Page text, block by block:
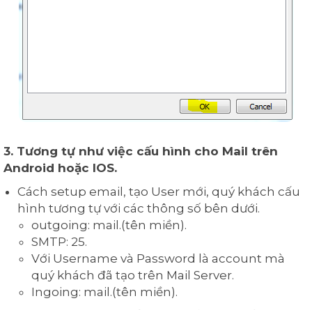
3. Tương tự như việc cấu hình cho Mail trên
Android hoặc IOS.
Cách setup email, tạo User mới, quý khách cấu
hình tương tự với các thông số bên dưới.
outgoing: mail.(tên miền).
SMTP: 25.
Với Username và Password là account mà
quý khách đã tạo trên Mail Server.
Ingoing: mail.(tên miền).